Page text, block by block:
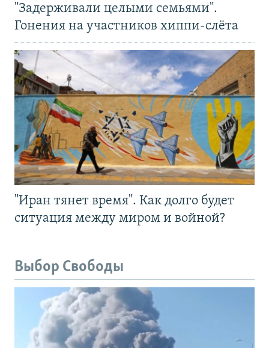
"Задерживали целыми семьями".
Гонения на участников хиппи-слёта
"Иран тянет время". Как долго будет
ситуация между миром и войной?
Выбор Свободы